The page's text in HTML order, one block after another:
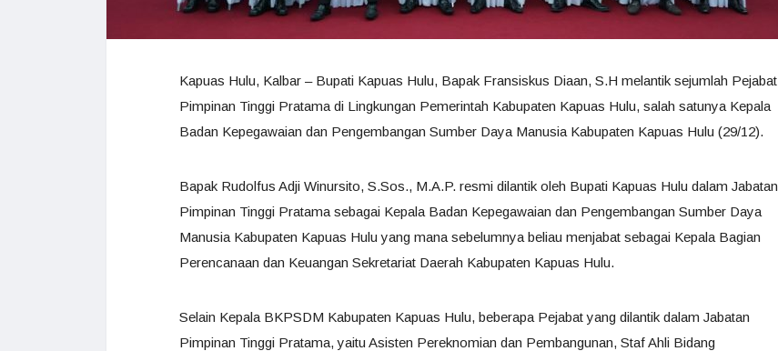
Kapuas Hulu, Kalbar – Bupati Kapuas Hulu, Bapak Fransiskus Diaan, S.H melantik sejumlah Pejabat
Pimpinan Tinggi Pratama di Lingkungan Pemerintah Kabupaten Kapuas Hulu, salah satunya Kepala
Badan Kepegawaian dan Pengembangan Sumber Daya Manusia Kabupaten Kapuas Hulu (29/12).
Bapak Rudolfus Adji Winursito, S.Sos., M.A.P. resmi dilantik oleh Bupati Kapuas Hulu dalam Jabatan
Pimpinan Tinggi Pratama sebagai Kepala Badan Kepegawaian dan Pengembangan Sumber Daya
Manusia Kabupaten Kapuas Hulu yang mana sebelumnya beliau menjabat sebagai Kepala Bagian
Perencanaan dan Keuangan Sekretariat Daerah Kabupaten Kapuas Hulu.
Selain Kepala BKPSDM Kabupaten Kapuas Hulu, beberapa Pejabat yang dilantik dalam Jabatan
Pimpinan Tinggi Pratama, yaitu Asisten Pereknomian dan Pembangunan, Staf Ahli Bidang